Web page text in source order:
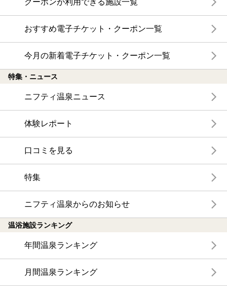
おすすめ電子チケット・クーポン一覧
今月の新着電子チケット・クーポン一覧
特集・ニュース
ニフティ温泉ニュース
体験レポート
口コミを見る
特集
ニフティ温泉からのお知らせ
温浴施設ランキング
年間温泉ランキング
月間温泉ランキング